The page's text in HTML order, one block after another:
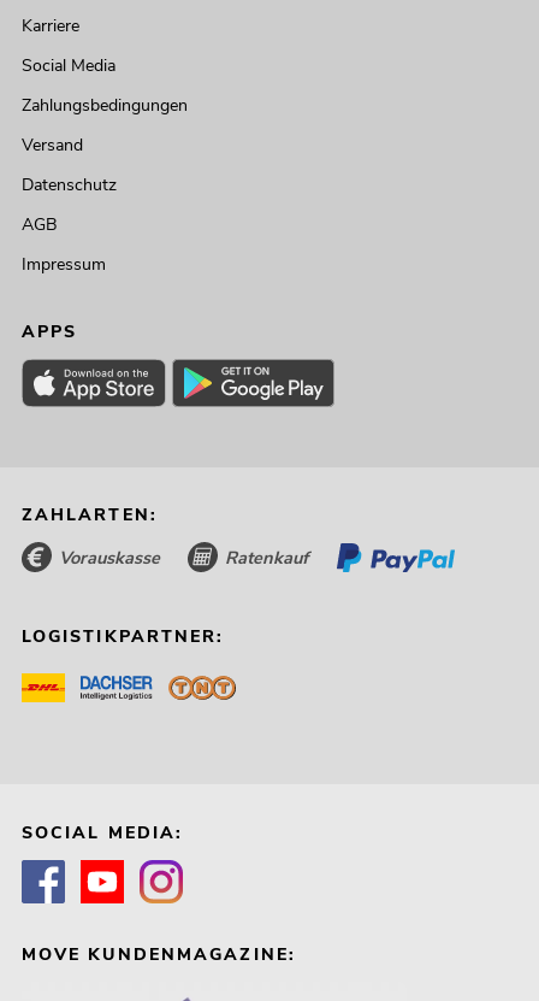
Karriere
Social Media
Zahlungsbedingungen
Versand
Datenschutz
AGB
Impressum
APPS
ZAHLARTEN:
Vorauskasse Ratenkauf
LOGISTIKPARTNER:
SOCIAL MEDIA:
MOVE KUNDENMAGAZINE: